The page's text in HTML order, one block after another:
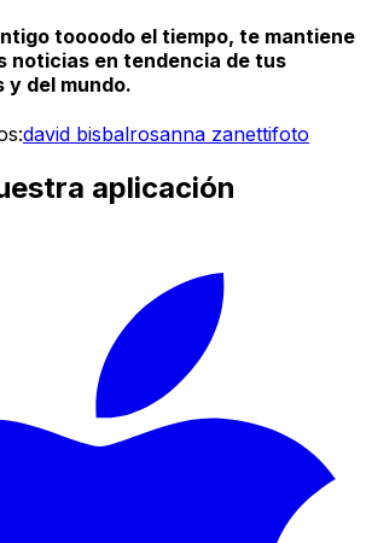
toooodo el tiempo, te mantiene
noticias en tendencia de tus
del mundo.
david bisbalrosanna zanettifoto
aplicación